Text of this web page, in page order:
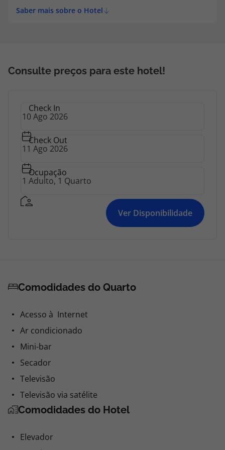
Saber mais sobre o Hotel
Consulte preços para este hotel!
Check In
Check Out
Ocupação
Ver Disponibilidade
Comodidades do Quarto
Acesso à Internet
Ar condicionado
Mini-bar
Secador
Televisão
Televisão via satélite
Comodidades do Hotel
Elevador